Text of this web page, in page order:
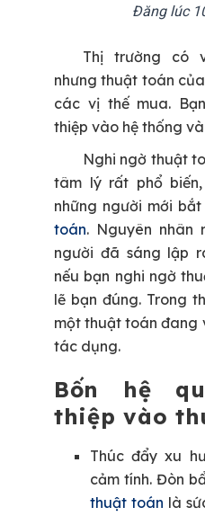
Đăng lúc
Thị trường có
nhưng thuật toán
các vị thế mua.
thiệp vào hệ thống
Nghi ngờ thuật
tâm lý rất phổ
những người mới bắt
toán. Nguyên nhân
người đã sáng lập
nếu bạn nghi ngờ
lẽ bạn đúng. Trong
một thuật toán đang
tác dụng.
Bốn hệ
thiệp vào
Thúc đẩy xu
cảm tính.Đòn
thuật toán là